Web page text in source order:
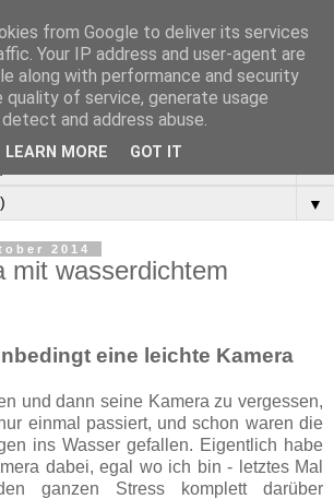
alles
▼
2014
mit wasserdichtem
eine leichte Kamera
und dann seine Kamera zu vergessen,
einmal passiert, und schon waren die
ins Wasser gefallen. Eigentlich habe
dabei, egal wo ich bin - letztes Mal
ganzen Stress komplett darüber
from Google to deliver its services
Your IP address and user-agent are
along with performance and security
of service, generate usage
and address abuse.
LEARN MORE GOT IT